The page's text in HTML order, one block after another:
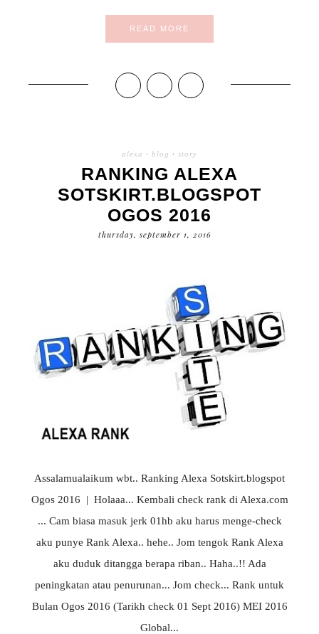
READ MORE
alexa · blog · story
RANKING ALEXA
SOTSKIRT.BLOGSPOT
OGOS 2016
thursday, september 1, 2016
Assalamualaikum wbt.. Ranking Alexa Sotskirt.blogspot
Ogos 2016 | Holaaa... Kembali check rank di Alexa.com
... Cam biasa masuk jerk 01hb aku harus menge-check
aku punye Rank Alexa.. hehe.. Jom tengok Rank Alexa
aku duduk ditangga berapa riban.. Haha..!! Ada
peningkatan atau penurunan... Jom check... Rank untuk
Bulan Ogos 2016 (Tarikh check 01 Sept 2016) MEI 2016
Global...